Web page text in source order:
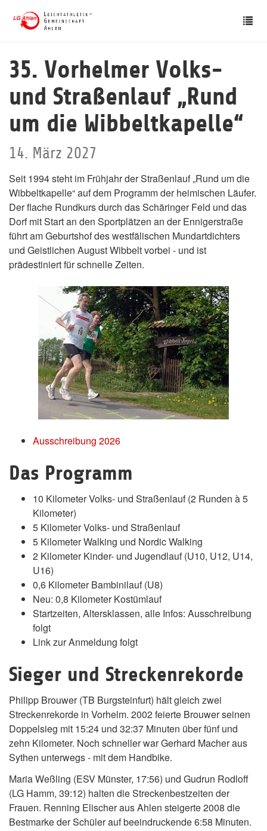
35. Vorhelmer Volks-
und Straßenlauf „Rund
um die Wibbeltkapelle“
14. März 2027
Seit 1994 steht im Frühjahr der Straßenlauf „Rund um die
Wibbeltkapelle“ auf dem Programm der heimischen Läufer.
Der flache Rundkurs durch das Schäringer Feld und das
Dorf mit Start an den Sportplätzen an der Ennigerstraße
führt am Geburtshof des westfälischen Mundartdichters
und Geistlichen August Wibbelt vorbei - und ist
prädestiniert für schnelle Zeiten.
Ausschreibung 2026
Das Programm
10 Kilometer Volks- und Straßenlauf (2 Runden à 5
Kilometer)
5 Kilometer Volks- und Straßenlauf
5 Kilometer Walking und Nordic Walking
2 Kilometer Kinder- und Jugendlauf (U10, U12, U14,
U16)
0,6 Kilometer Bambinilauf (U8)
Neu: 0,8 Kilometer Kostümlauf
Startzeiten, Altersklassen, alle Infos: Ausschreibung
folgt
Link zur Anmeldung folgt
Sieger und Streckenrekorde
Philipp Brouwer (TB Burgsteinfurt) hält gleich zwei
Streckenrekorde in Vorhelm. 2002 feierte Brouwer seinen
Doppelsieg mit 15:24 und 32:37 Minuten über fünf und
zehn Kilometer. Noch schneller war Gerhard Macher aus
Sythen unterwegs - mit dem Handbike.
Maria Weßling (ESV Münster, 17:56) und Gudrun Rodloff
(LG Hamm, 39:12) halten die Streckenbestzeiten der
Frauen. Renning Elischer aus Ahlen steigerte 2008 die
Bestmarke der Schüler auf beeindruckende 6:58 Minuten.